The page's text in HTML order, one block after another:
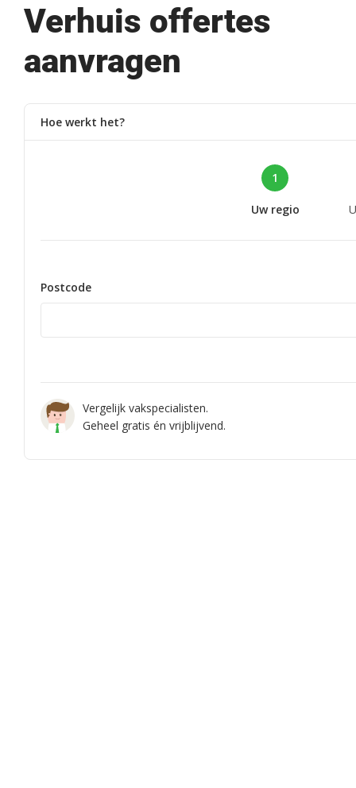
Verhuis offertes
aanvragen